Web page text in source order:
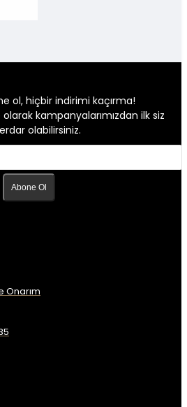
ol, hiçbir indirimi kaçırma!
kampanyalarımızdan ilk siz
olabilirsiniz.
Abone Ol
Onarım